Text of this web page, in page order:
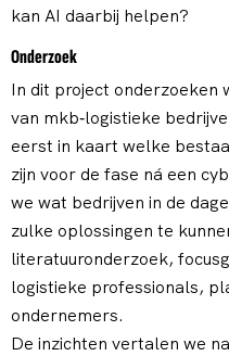
kan AI daarbij helpen?
Onderzoek
In dit project onderzoeken
van mkb‑logistieke
eerst in kaart welke
zijn voor de fase ná een
we wat bedrijven in de
zulke oplossingen te
literatuuronderzoek,
logistieke professionals,
ondernemers.
De inzichten vertalen we